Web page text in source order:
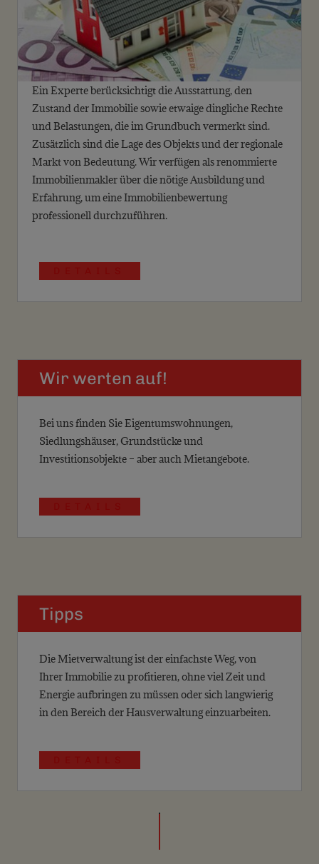
Ein Experte berücksichtigt die Ausstattung, den
Zustand der Immobilie sowie etwaige dingliche Rechte
und Belastungen, die im Grundbuch vermerkt sind.
Zusätzlich sind die Lage des Objekts und der regionale
Markt von Bedeutung. Wir verfügen als renommierte
Immobilienmakler über die nötige Ausbildung und
Erfahrung, um eine Immobilienbewertung
professionell durchzuführen.
Wir werten auf!
Bei uns finden Sie Eigentumswohnungen,
Siedlungshäuser, Grundstücke und
Investitionsobjekte – aber auch Mietangebote.
Tipps
Die Mietverwaltung ist der einfachste Weg, von
Ihrer Immobilie zu profitieren, ohne viel Zeit und
Energie aufbringen zu müssen oder sich langwierig
in den Bereich der Hausverwaltung einzuarbeiten.